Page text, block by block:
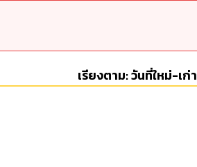
เรียงตาม:วันที่ใหม่-เก่า